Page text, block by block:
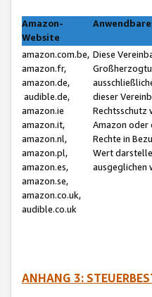
Amazon-
Website
amazon.com.be,
amazon.fr,
amazon.de,
audible.de,
amazon.ie
amazon.it,
amazon.nl,
amazon.pl,
amazon.es,
amazon.se,
amazon.co.uk,
audible.co.uk
Diese
dieser
Rechtsschutz
Amazon oder
Rechte in
Wert
ausgeglichen
ANHANG 3: